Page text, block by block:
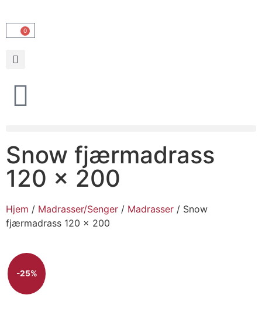
0
Snow fjærmadrass
120 x 200
Hjem / Madrasser/Senger / Madrasser / Snow
fjærmadrass 120 x 200
-25%